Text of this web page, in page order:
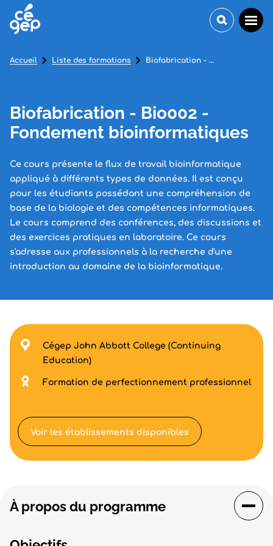
Biofabrication - Bio002 -
Fondement bioinformatiques
Ce cours présente le flux de travail bioinformatique
appliqué à différents types de données. Il est conçu
pour les étudiants possédant une compréhension de
base de la biologie et des compétences informatiques.
Le cours comprend des conférences, des discussions et
des exercices pratiques en laboratoire. Ce cours
s'adresse aux professionnels à la recherche d'une
introduction au domaine de la bioinformatique.
Accueil Liste des formations Biofabrication - Bio002 - Fondement bioinformatiques
À propos du programme
Cégep John Abbott College (Continuing
Education)
Formation de perfectionnement professionnel
Voir les établissements disponibles